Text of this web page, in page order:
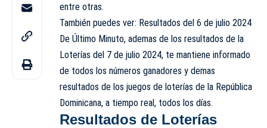
entre otras.
También puedes ver: Resultados del 6 de julio 2024
De Último Minuto, ademas de los resultados de la
Loterías del 7 de julio 2024, te mantiene informado
de todos los números ganadores y demas
resultados de los juegos de loterías de la República
Dominicana, a tiempo real, todos los días.
Resultados de Loterías